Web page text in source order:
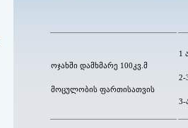
ოჯახში დამხმარე 100კვ.მ
მოცულობის ფართისათვის
1
2-
3-